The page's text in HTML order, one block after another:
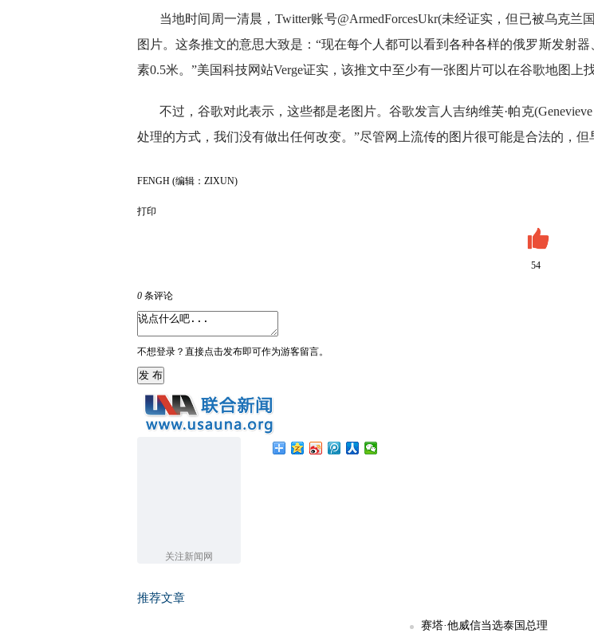
当地时间周一清晨，Twitter账号@ArmedForcesUkr(未经证实，但已被乌克
图片。这条推文的意思大致是：“现在每个人都可以看到各种各样的俄罗斯发射
素0.5米。”美国科技网站Verge证实，该推文中至少有一张图片可以在谷歌地图上
不过，谷歌对此表示，这些都是老图片。谷歌发言人吉纳维芙·帕克
处理的方式，我们没有做出任何改变。”尽管网上流传的图片很可能是合法的，
FENGH (编辑：ZIXUN)
打印
54
0 条评论
不想登录？直接点击发布即可作为游客留言。
发 布
关注新闻网
推荐文章
赛塔·他威信当选泰国总理